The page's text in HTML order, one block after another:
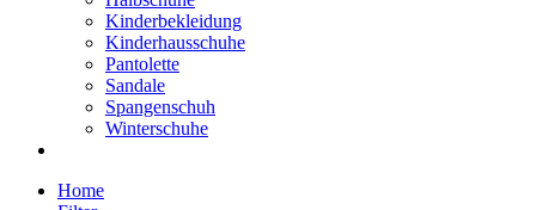
Kinderbekleidung
Kinderhausschuhe
Pantolette
Sandale
Spangenschuh
Winterschuhe
Home